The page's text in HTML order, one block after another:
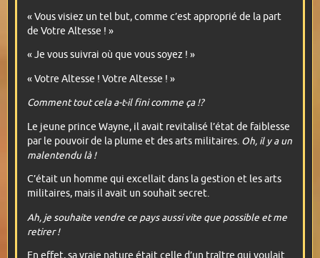
« Vous visiez un tel but, comme c’est approprié de la part
de Votre Altesse ! »
« Je vous suivrai où que vous soyez ! »
« Votre Altesse ! Votre Altesse ! »
Comment tout cela a-t-il fini comme ça !?
Le jeune prince Wayne, il avait revitalisé l’état de faiblesse
par le pouvoir de la plume et des arts militaires. Oh, il y a un
malentendu là !
C’était un homme qui excellait dans la gestion et les arts
militaires, mais il avait un souhait secret.
Ah, je souhaite vendre ce pays aussi vite que possible et me
retirer !
En effet, sa vraie nature était celle d’un traître qui voulait